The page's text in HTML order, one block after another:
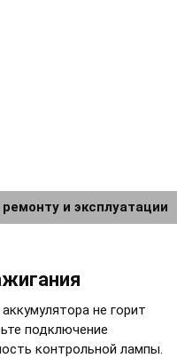
и эксплуатации
не горит
подключение
контрольной лампы.